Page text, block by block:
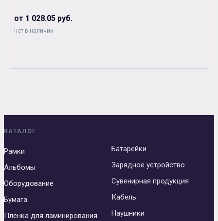
от 1 028.05 руб.
нет в наличии
КАТАЛОГ:
Рамки
Альбомы
Оборудование
Бумага
Пленка для ламинирования
Батарейки
Зарядное устройство
Сувенирная продукция
Кабель
Наушники